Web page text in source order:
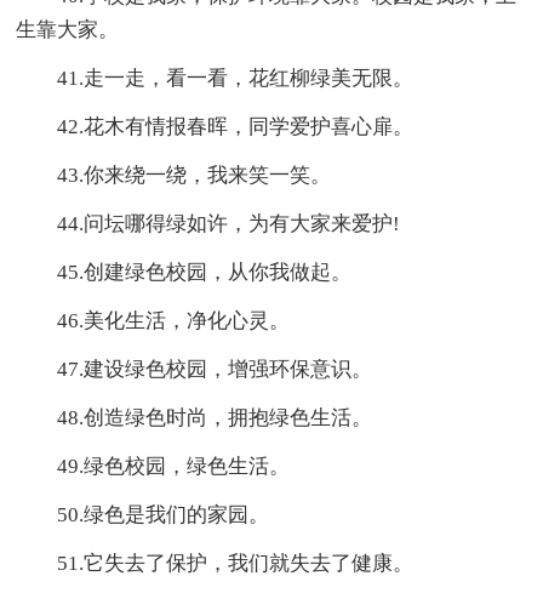
生靠大家。
41.走一走，看一看，花红柳绿美无限。
42.花木有情报春晖，同学爱护喜心扉。
43.你来绕一绕，我来笑一笑。
44.问坛哪得绿如许，为有大家来爱护!
45.创建绿色校园，从你我做起。
46.美化生活，净化心灵。
47.建设绿色校园，增强环保意识。
48.创造绿色时尚，拥抱绿色生活。
49.绿色校园，绿色生活。
50.绿色是我们的家园。
51.它失去了保护，我们就失去了健康。